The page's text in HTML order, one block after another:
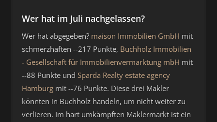
Wer hat im Juli nachgelassen?
Wer hat abgegeben? maison Immobilien GmbH mit
schmerzhaften --217 Punkte, Buchholz Immobilien
- Gesellschaft für Immobilienvermarktung mbH mit
--88 Punkte und Sparda Realty estate agency
Hamburg mit --76 Punkte. Diese drei Makler
könnten in Buchholz handeln, um nicht weiter zu
verlieren. Im hart umkämpften Maklermarkt ist ein